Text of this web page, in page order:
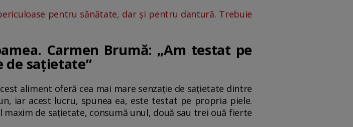
pentru sănătate, dar și pentru dantură. Trebuie
Carmen Brumă: „Am testat pe
de sațietate”
aliment oferă cea mai mare senzație de sațietate dintre
iar acest lucru, spunea ea, este testat pe propria piele.
de sațietate, consumă unul, două sau trei ouă fierte